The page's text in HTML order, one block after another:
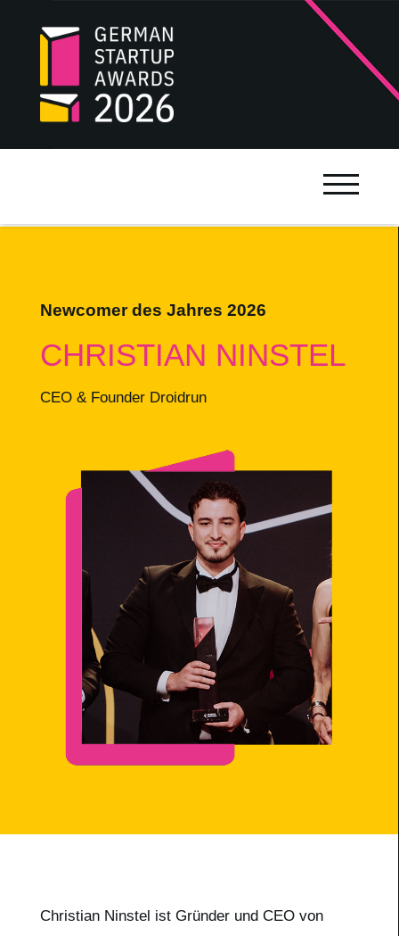
Newcomer des Jahres 2026
CHRISTIAN NINSTEL
CEO & Founder Droidrun
Christian Ninstel ist Gründer und CEO von